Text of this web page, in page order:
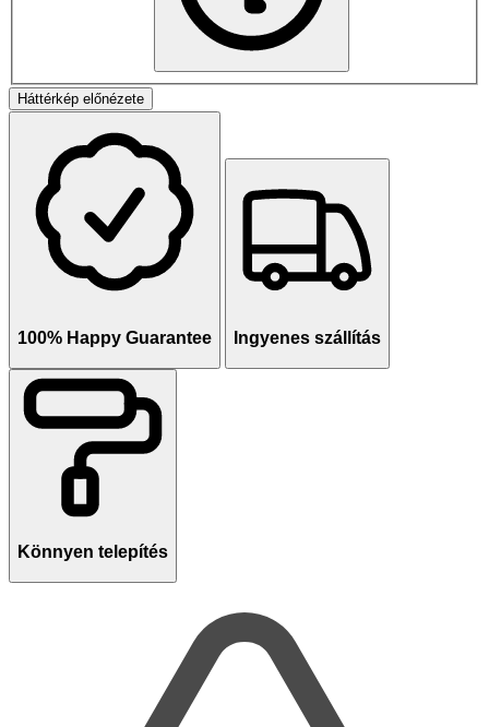
Háttérkép előnézete
100% Happy Guarantee Ingyenes szállítás
Könnyen telepítés